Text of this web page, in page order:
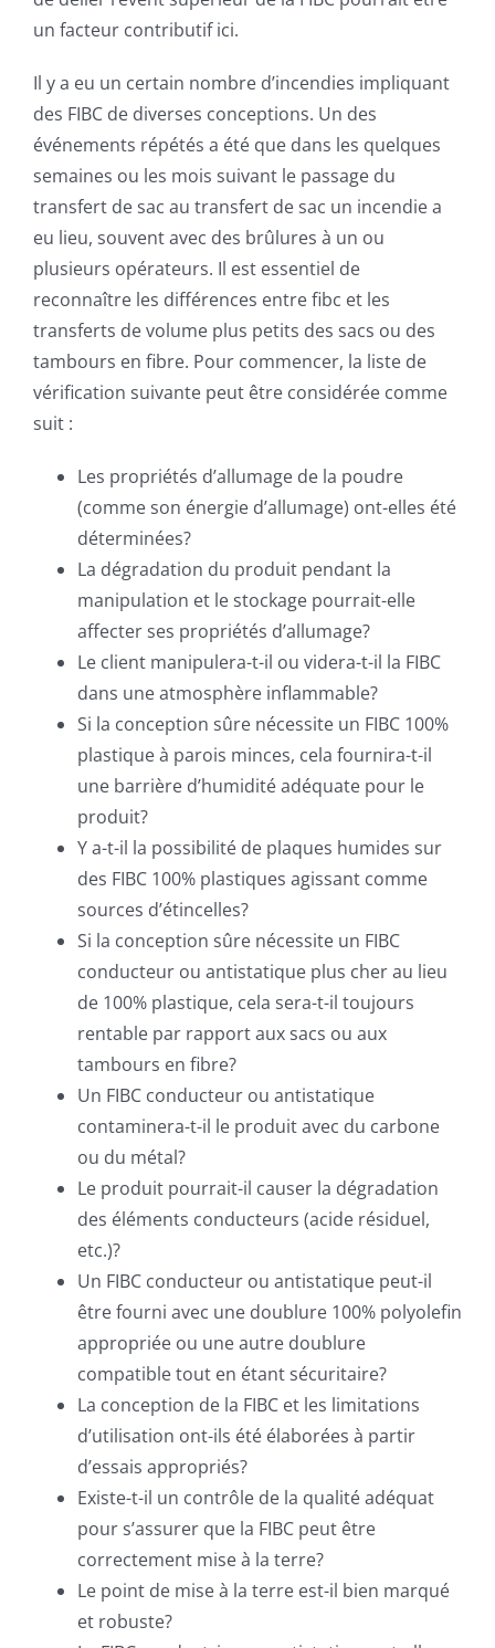
un facteur contributif ici.
Il y a eu un certain nombre d’incendies impliquant
des FIBC de diverses conceptions. Un des
événements répétés a été que dans les quelques
semaines ou les mois suivant le passage du
transfert de sac au transfert de sac un incendie a
eu lieu, souvent avec des brûlures à un ou
plusieurs opérateurs. Il est essentiel de
reconnaître les différences entre fibc et les
transferts de volume plus petits des sacs ou des
tambours en fibre. Pour commencer, la liste de
vérification suivante peut être considérée comme
suit :
Les propriétés d’allumage de la poudre
(comme son énergie d’allumage) ont-elles été
déterminées?
La dégradation du produit pendant la
manipulation et le stockage pourrait-elle
affecter ses propriétés d’allumage?
Le client manipulera-t-il ou videra-t-il la FIBC
dans une atmosphère inflammable?
Si la conception sûre nécessite un FIBC 100%
plastique à parois minces, cela fournira-t-il
une barrière d’humidité adéquate pour le
produit?
Y a-t-il la possibilité de plaques humides sur
des FIBC 100% plastiques agissant comme
sources d’étincelles?
Si la conception sûre nécessite un FIBC
conducteur ou antistatique plus cher au lieu
de 100% plastique, cela sera-t-il toujours
rentable par rapport aux sacs ou aux
tambours en fibre?
Un FIBC conducteur ou antistatique
contaminera-t-il le produit avec du carbone
ou du métal?
Le produit pourrait-il causer la dégradation
des éléments conducteurs (acide résiduel,
etc.)?
Un FIBC conducteur ou antistatique peut-il
être fourni avec une doublure 100% polyolefin
appropriée ou une autre doublure
compatible tout en étant sécuritaire?
La conception de la FIBC et les limitations
d’utilisation ont-ils été élaborées à partir
d’essais appropriés?
Existe-t-il un contrôle de la qualité adéquat
pour s’assurer que la FIBC peut être
correctement mise à la terre?
Le point de mise à la terre est-il bien marqué
et robuste?